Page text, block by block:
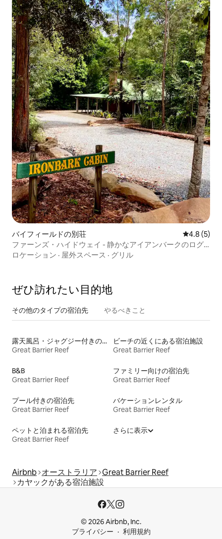
バイフィールドの別荘 レビュー5
4.8 (5)
ファーンズ・ハイドウェイ - 静かなアイアンバークのログ
ハウス
ロケーション · 屋外スペース · グリル
ぜひ訪⁠れ⁠た⁠い目⁠的⁠地
その他のタ⁠イ⁠プ⁠の宿⁠泊⁠先 やるべきこと
露天風呂・ジャグジー付きの宿泊施設
Great Barrier Reef
ビーチの近くにある宿泊施設
Great Barrier Reef
B&B
Great Barrier Reef
ファミリー向けの宿泊先
Great Barrier Reef
プール付きの宿泊先
Great Barrier Reef
バケーションレンタル
Great Barrier Reef
ペットと泊まれる宿泊先
Great Barrier Reef
さらに表示
Airbnb オーストラリア Great Barrier Reef
カヤックがある宿泊施設
© 2026 Airbnb, Inc.
プライバシー
利用規約